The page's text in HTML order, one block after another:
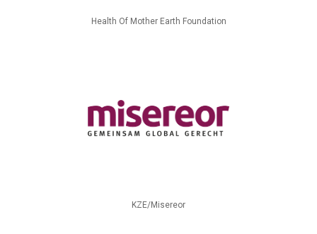
Health Of Mother Earth Foundation
KZE/Misereor